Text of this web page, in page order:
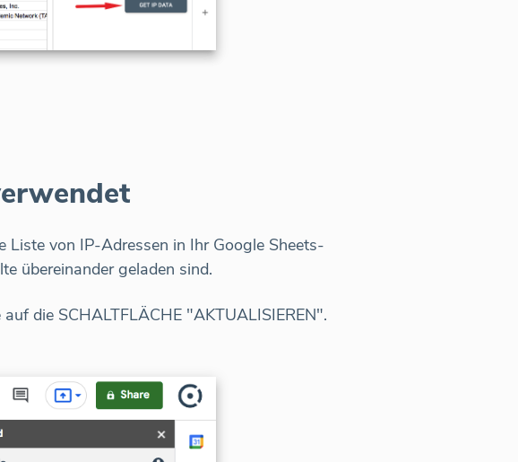
Liste von IP-Adressen in Ihr Google Sheets-
übereinander geladen sind.
die SCHALTFLÄCHE "AKTUALISIEREN".